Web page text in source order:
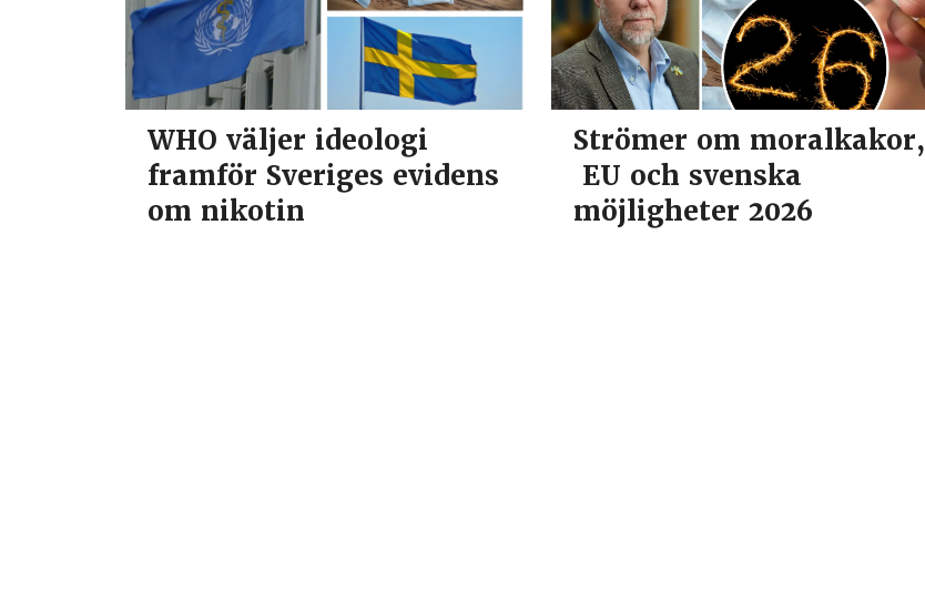
WHO väljer ideologi
framför Sveriges evidens
om nikotin
Strömer om moralkakor,
EU och svenska
möjligheter 2026